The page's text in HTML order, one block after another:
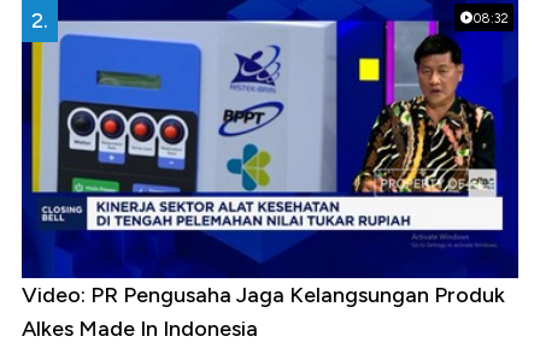
08:32
2.
Video: PR Pengusaha Jaga Kelangsungan Produk
Alkes Made In Indonesia